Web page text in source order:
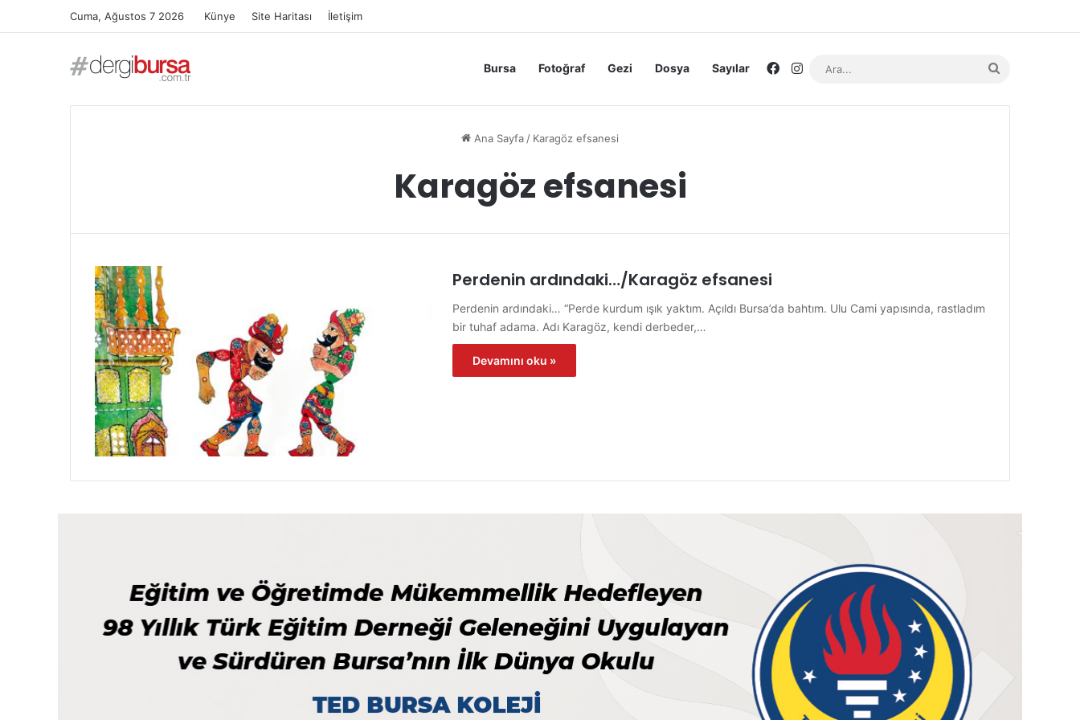
Cuma, Ağustos 7 2026 Künye Site Haritası İletişim
Bursa Fotoğraf Gezi Dosya Sayılar Facebook
Instagram
Ana Sayfa / Karagöz efsanesi
Karagöz efsanesi
Perdenin ardındaki…/Karagöz efsanesi
Perdenin ardındaki… “Perde kurdum ışık yaktım. Açıldı Bursa’da bahtım. Ulu Cami yapısında, rastladım
bir tuhaf adama. Adı Karagöz, kendi derbeder,…
Devamını oku »